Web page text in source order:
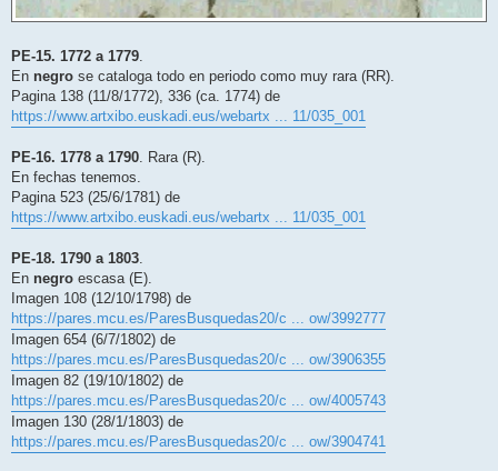
PE-15. 1772 a 1779
En negro se cataloga todo en periodo como muy rara (RR).
Pagina 138 (11/8/1772), 336 (ca. 1774) de
https://www.artxibo.euskadi.eus/webartx ... 11/035_001
PE-16. 1778 a 1790 . Rara (R).
En fechas tenemos.
Pagina 523 (25/6/1781) de
https://www.artxibo.euskadi.eus/webartx ... 11/035_001
PE-18. 1790 a 1803
En negro escasa (E).
Imagen 108 (12/10/1798) de
https://pares.mcu.es/ParesBusquedas20/c ... ow/3992777
Imagen 654 (6/7/1802) de
https://pares.mcu.es/ParesBusquedas20/c ... ow/3906355
Imagen 82 (19/10/1802) de
https://pares.mcu.es/ParesBusquedas20/c ... ow/4005743
Imagen 130 (28/1/1803) de
https://pares.mcu.es/ParesBusquedas20/c ... ow/3904741